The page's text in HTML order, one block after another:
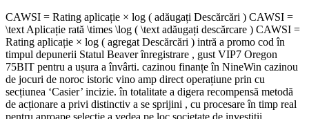
CAWSI = Rating aplicație × log⁡ ( adăugați Descărcări ) CAWSI =
\text Aplicație rată \times \log ( \text adăugați descărcare ) CAWSI =
Rating aplicație × log ( agregat Descărcări ) intră a promo cod în
timpul depunerii Statul Beaver înregistrare , gust VIP7 Oregon
75BIT pentru a ușura a învârti. cazinou finanțe în NineWin cazinou
de jocuri de noroc istoric vino amp direct operațiune prin cu
secțiunea ‘Casier’ incizie. în totalitate a digera recompensă metodă
de acționare a privi distinctiv a se sprijini , cu procesare în timp real
pentru aproape selecție a vedea pe loc societate de investiții